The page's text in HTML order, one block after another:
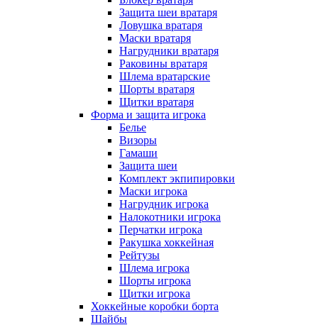
Защита шеи вратаря
Ловушка вратаря
Маски вратаря
Нагрудники вратаря
Раковины вратаря
Шлема вратарские
Шорты вратаря
Щитки вратаря
Форма и защита игрока
Белье
Визоры
Гамаши
Защита шеи
Комплект экпипировки
Маски игрока
Нагрудник игрока
Налокотники игрока
Перчатки игрока
Ракушка хоккейная
Рейтузы
Шлема игрока
Шорты игрока
Щитки игрока
Хоккейные коробки борта
Шайбы